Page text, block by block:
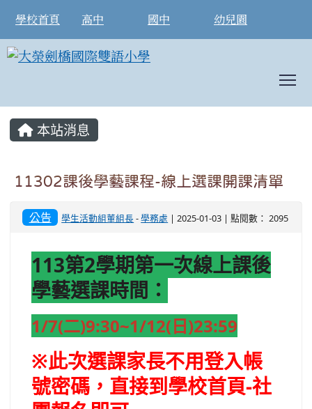
學校首頁 高中 國中 幼兒園
本站消息
11302課後學藝課程-線上選課開課清單
公告 學生活動組董組長-學務處 | 2025-01-03 | 點閱數： 2095
113第2學期第一次線上課後
學藝選課時間：
1/7(二)9:30~1/12(日)23:59
※此次選課家長不用登入帳
號密碼，直接到學校首頁-社